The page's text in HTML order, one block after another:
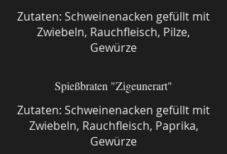
Zutaten: Schweinenacken gefüllt mit
Zwiebeln, Rauchfleisch, Pilze,
Gewürze
Spießbraten "Zigeunerart"
Zutaten: Schweinenacken gefüllt mit
Zwiebeln, Rauchfleisch, Paprika,
Gewürze